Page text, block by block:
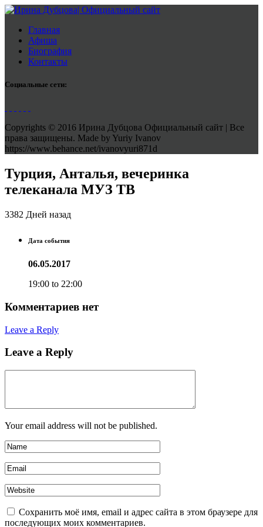
Главная
Афиша
Биография
Контакты
Социальные сети:
Copyrights © 2016 Ирина Дубцова Официальный сайт | Все
права защищены. Made by Yuriy Ivanov
https://www.behance.net/ivanovyuri871d
Турция, Анталья, вечеринка
телеканала МУЗ ТВ
3382 Дней назад
Дата события
06.05.2017
19:00 to 22:00
Комментариев нет
Leave a Reply
Leave a Reply
Your email address will not be published.
Сохранить моё имя, email и адрес сайта в этом браузере для
последующих моих комментариев.